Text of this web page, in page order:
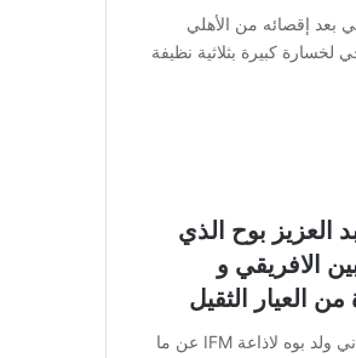
بعد إقصائه من الأهلي
لخسارة كبيرة بثلاثية نظيفة
العزيز بوح الذي
الافريقي و
العيار الثقيل
تحدث الحكم الدولي الموريتاني ولد بوه لاذاعة IFM عن ما